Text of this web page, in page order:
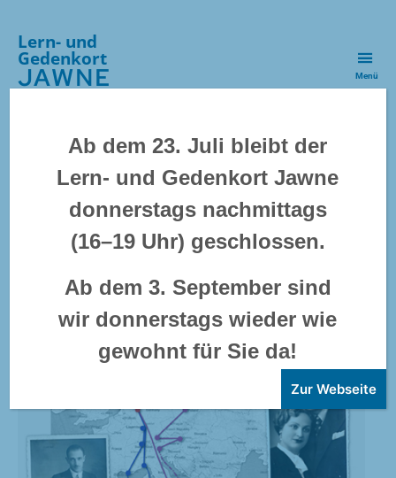
Lern- und
Gedenkort
JAWNE Menü
Kategorien
SONDERAUSSTELLUNG
»Das werde ich nie
vergessen…«
Ab dem 23. Juli bleibt der
Lern- und Gedenkort Jawne
donnerstags nachmittags
(16–19 Uhr) geschlossen.
Ab dem 3. September sind
wir donnerstags wieder wie
gewohnt für Sie da!
Zur Webseite